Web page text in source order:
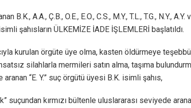
B.K., A.A., Ç.B., O.E., E.O., C.S., M.Y., T.L., T.G., N.Y.,
şahısların ÜLKEMİZE İADE İŞLEMLERİ başlatıldı.
kurulan örgüte üye olma, kasten öldürmeye
silahlarla mermileri satın alma, taşıma
“E. Y.” suç örgütü üyesi B.K. isimli şahıs,
suçundan kırmızı bültenle uluslararası seviyede